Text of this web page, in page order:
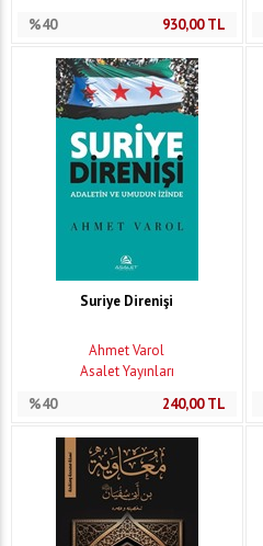
%40
930,00TL
Suriye Direnişi
Ahmet Varol
Asalet Yayınları
%40
240,00TL